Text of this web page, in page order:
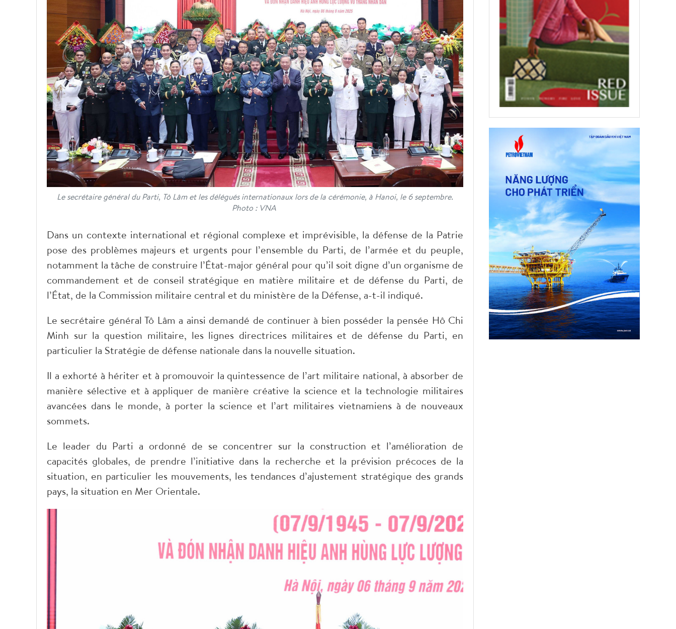
Le secrétaire général du Parti, Tô Lâm et les délégués internationaux lors de la cérémonie, à Hanoi, le 6 septembre.
Photo : VNA
Dans un contexte international et régional complexe et imprévisible, la défense de la Patrie
pose des problèmes majeurs et urgents pour l’ensemble du Parti, de l’armée et du peuple,
notamment la tâche de construire l’État-major général pour qu’il soit digne d’un organisme de
commandement et de conseil stratégique en matière militaire et de défense du Parti, de
l’État, de la Commission militaire central et du ministère de la Défense, a-t-il indiqué.
Le secrétaire général Tô Lâm a ainsi demandé de continuer à bien posséder la pensée Hô Chi
Minh sur la question militaire, les lignes directrices militaires et de défense du Parti, en
particulier la Stratégie de défense nationale dans la nouvelle situation.
Il a exhorté à hériter et à promouvoir la quintessence de l’art militaire national, à absorber de
manière sélective et à appliquer de manière créative la science et la technologie militaires
avancées dans le monde, à porter la science et l’art militaires vietnamiens à de nouveaux
sommets.
Le leader du Parti a ordonné de se concentrer sur la construction et l’amélioration de
capacités globales, de prendre l’initiative dans la recherche et la prévision précoces de la
situation, en particulier les mouvements, les tendances d’ajustement stratégique des grands
pays, la situation en Mer Orientale.